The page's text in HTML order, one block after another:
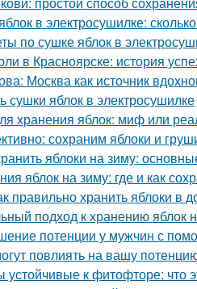
в электросушилке:
по сушке яблок в
в Красноярске: история
Москва как источник
сушки яблок в электросушилке
хранения яблок: миф или
сохраним яблоки и
яблоки на зиму:
яблок на зиму: где и как
правильно хранить яблоки в
подход к хранению яблок
потенции у мужчин с
повлиять на вашу
устойчивые к фитофторе: что